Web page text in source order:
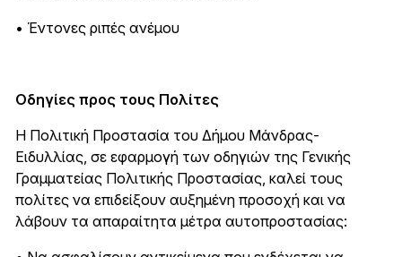
• Έντονες ριπές ανέμου
Οδηγίες προς τους Πολίτες
Η Πολιτική Προστασία του Δήμου Μάνδρας-
Ειδυλλίας, σε εφαρμογή των οδηγιών της Γενικής
Γραμματείας Πολιτικής Προστασίας, καλεί τους
πολίτες να επιδείξουν αυξημένη προσοχή και να
λάβουν τα απαραίτητα μέτρα αυτοπροστασίας: